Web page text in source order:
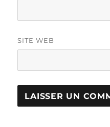
SITE WEB